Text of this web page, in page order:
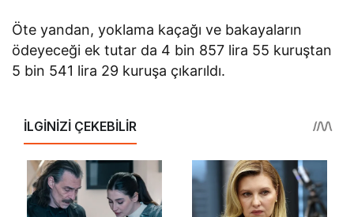
Öte yandan, yoklama kaçağı ve bakayaların
ödeyeceği ek tutar da 4 bin 857 lira 55 kuruştan
5 bin 541 lira 29 kuruşa çıkarıldı.